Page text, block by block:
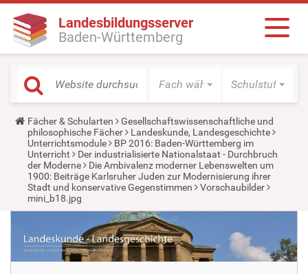
Landesbildungsserver
Baden-Württemberg
Fach wählen Schulstufe
Y
o
u
a
r
e
h
e
r
Fächer & Schularten
Gesellschaftswissenschaftliche und
philosophische Fächer
Landeskunde, Landesgeschichte
Unterrichtsmodule
BP 2016: Baden-Württemberg im
Unterricht
Der industrialisierte Nationalstaat - Durchbruch
der Moderne
Die Ambivalenz moderner Lebenswelten um
1900: Beiträge Karlsruher Juden zur Modernisierung ihrer
Stadt und konservative Gegenstimmen
Vorschaubilder
mini_b18.jpg